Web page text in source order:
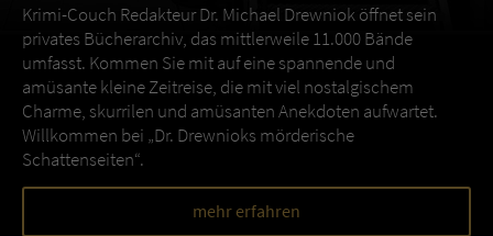
Krimi-Couch Redakteur Dr. Michael Drewniok öffnet sein
privates Bücherarchiv, das mittlerweile 11.000 Bände
umfasst. Kommen Sie mit auf eine spannende und
amüsante kleine Zeitreise, die mit viel nostalgischem
Charme, skurrilen und amüsanten Anekdoten aufwartet.
Willkommen bei „Dr. Drewnioks mörderische
Schattenseiten“.
mehr erfahren